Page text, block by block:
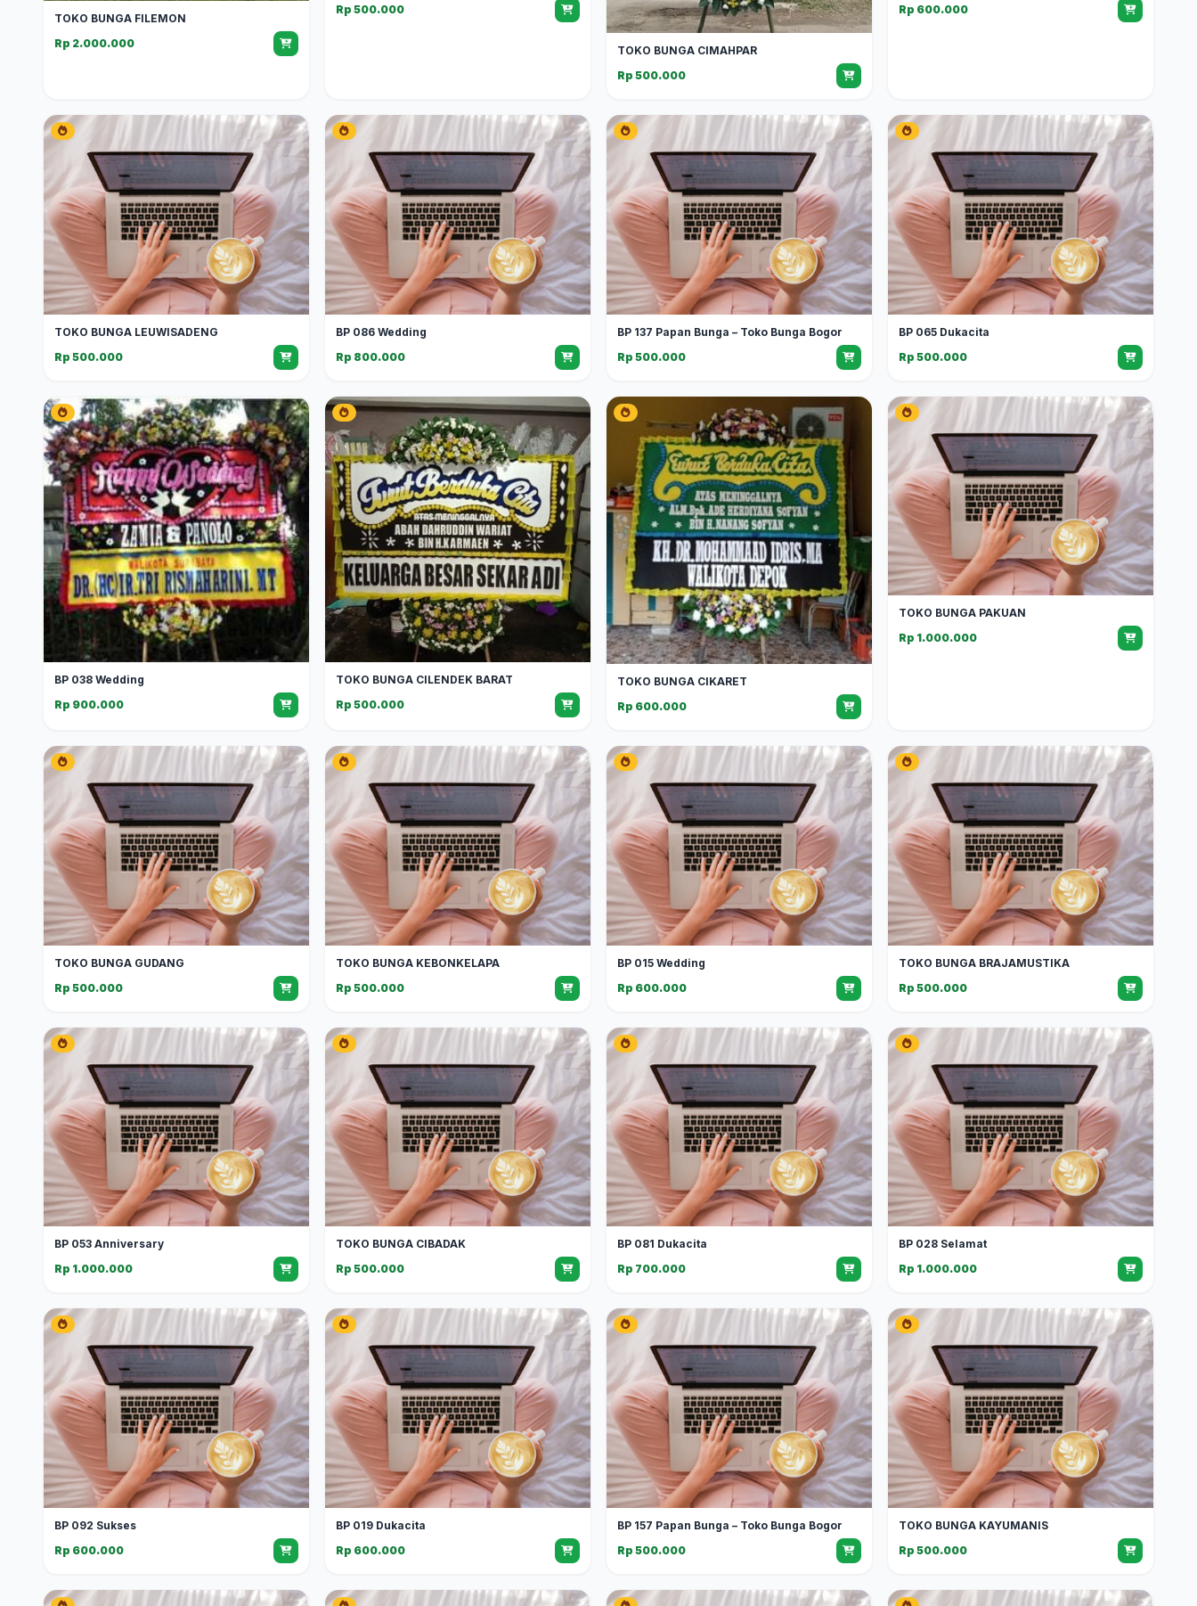
TOKO BUNGA FILEMON
Rp 2.000.000
Rp 500.000
TOKO BUNGA CIMAHPAR
Rp 500.000
Rp 600.000
TOKO BUNGA LEUWISADENG
Rp 500.000
BP 086 Wedding
Rp 800.000
BP 137 Papan Bunga – Toko Bunga Bogor
Rp 500.000
BP 065 Dukacita
Rp 500.000
BP 038 Wedding
Rp 900.000
TOKO BUNGA CILENDEK BARAT
Rp 500.000
TOKO BUNGA CIKARET
Rp 600.000
TOKO BUNGA PAKUAN
Rp 1.000.000
TOKO BUNGA GUDANG
Rp 500.000
TOKO BUNGA KEBONKELAPA
Rp 500.000
BP 015 Wedding
Rp 600.000
TOKO BUNGA BRAJAMUSTIKA
Rp 500.000
BP 053 Anniversary
Rp 1.000.000
TOKO BUNGA CIBADAK
Rp 500.000
BP 081 Dukacita
Rp 700.000
BP 028 Selamat
Rp 1.000.000
BP 092 Sukses
Rp 600.000
BP 019 Dukacita
Rp 600.000
BP 157 Papan Bunga – Toko Bunga Bogor
Rp 500.000
TOKO BUNGA KAYUMANIS
Rp 500.000